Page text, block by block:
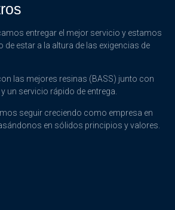
entregar el mejor servicio y estamos
de estar a la altura de las exigencias de
las mejores resinas (BASS) junto con
un servicio rápido de entrega.
seguir creciendo como empresa en
en sólidos principios y valores.